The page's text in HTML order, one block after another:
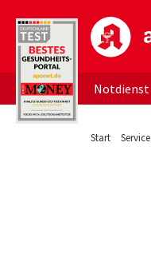
aponet.de
Notdienst
Start Service